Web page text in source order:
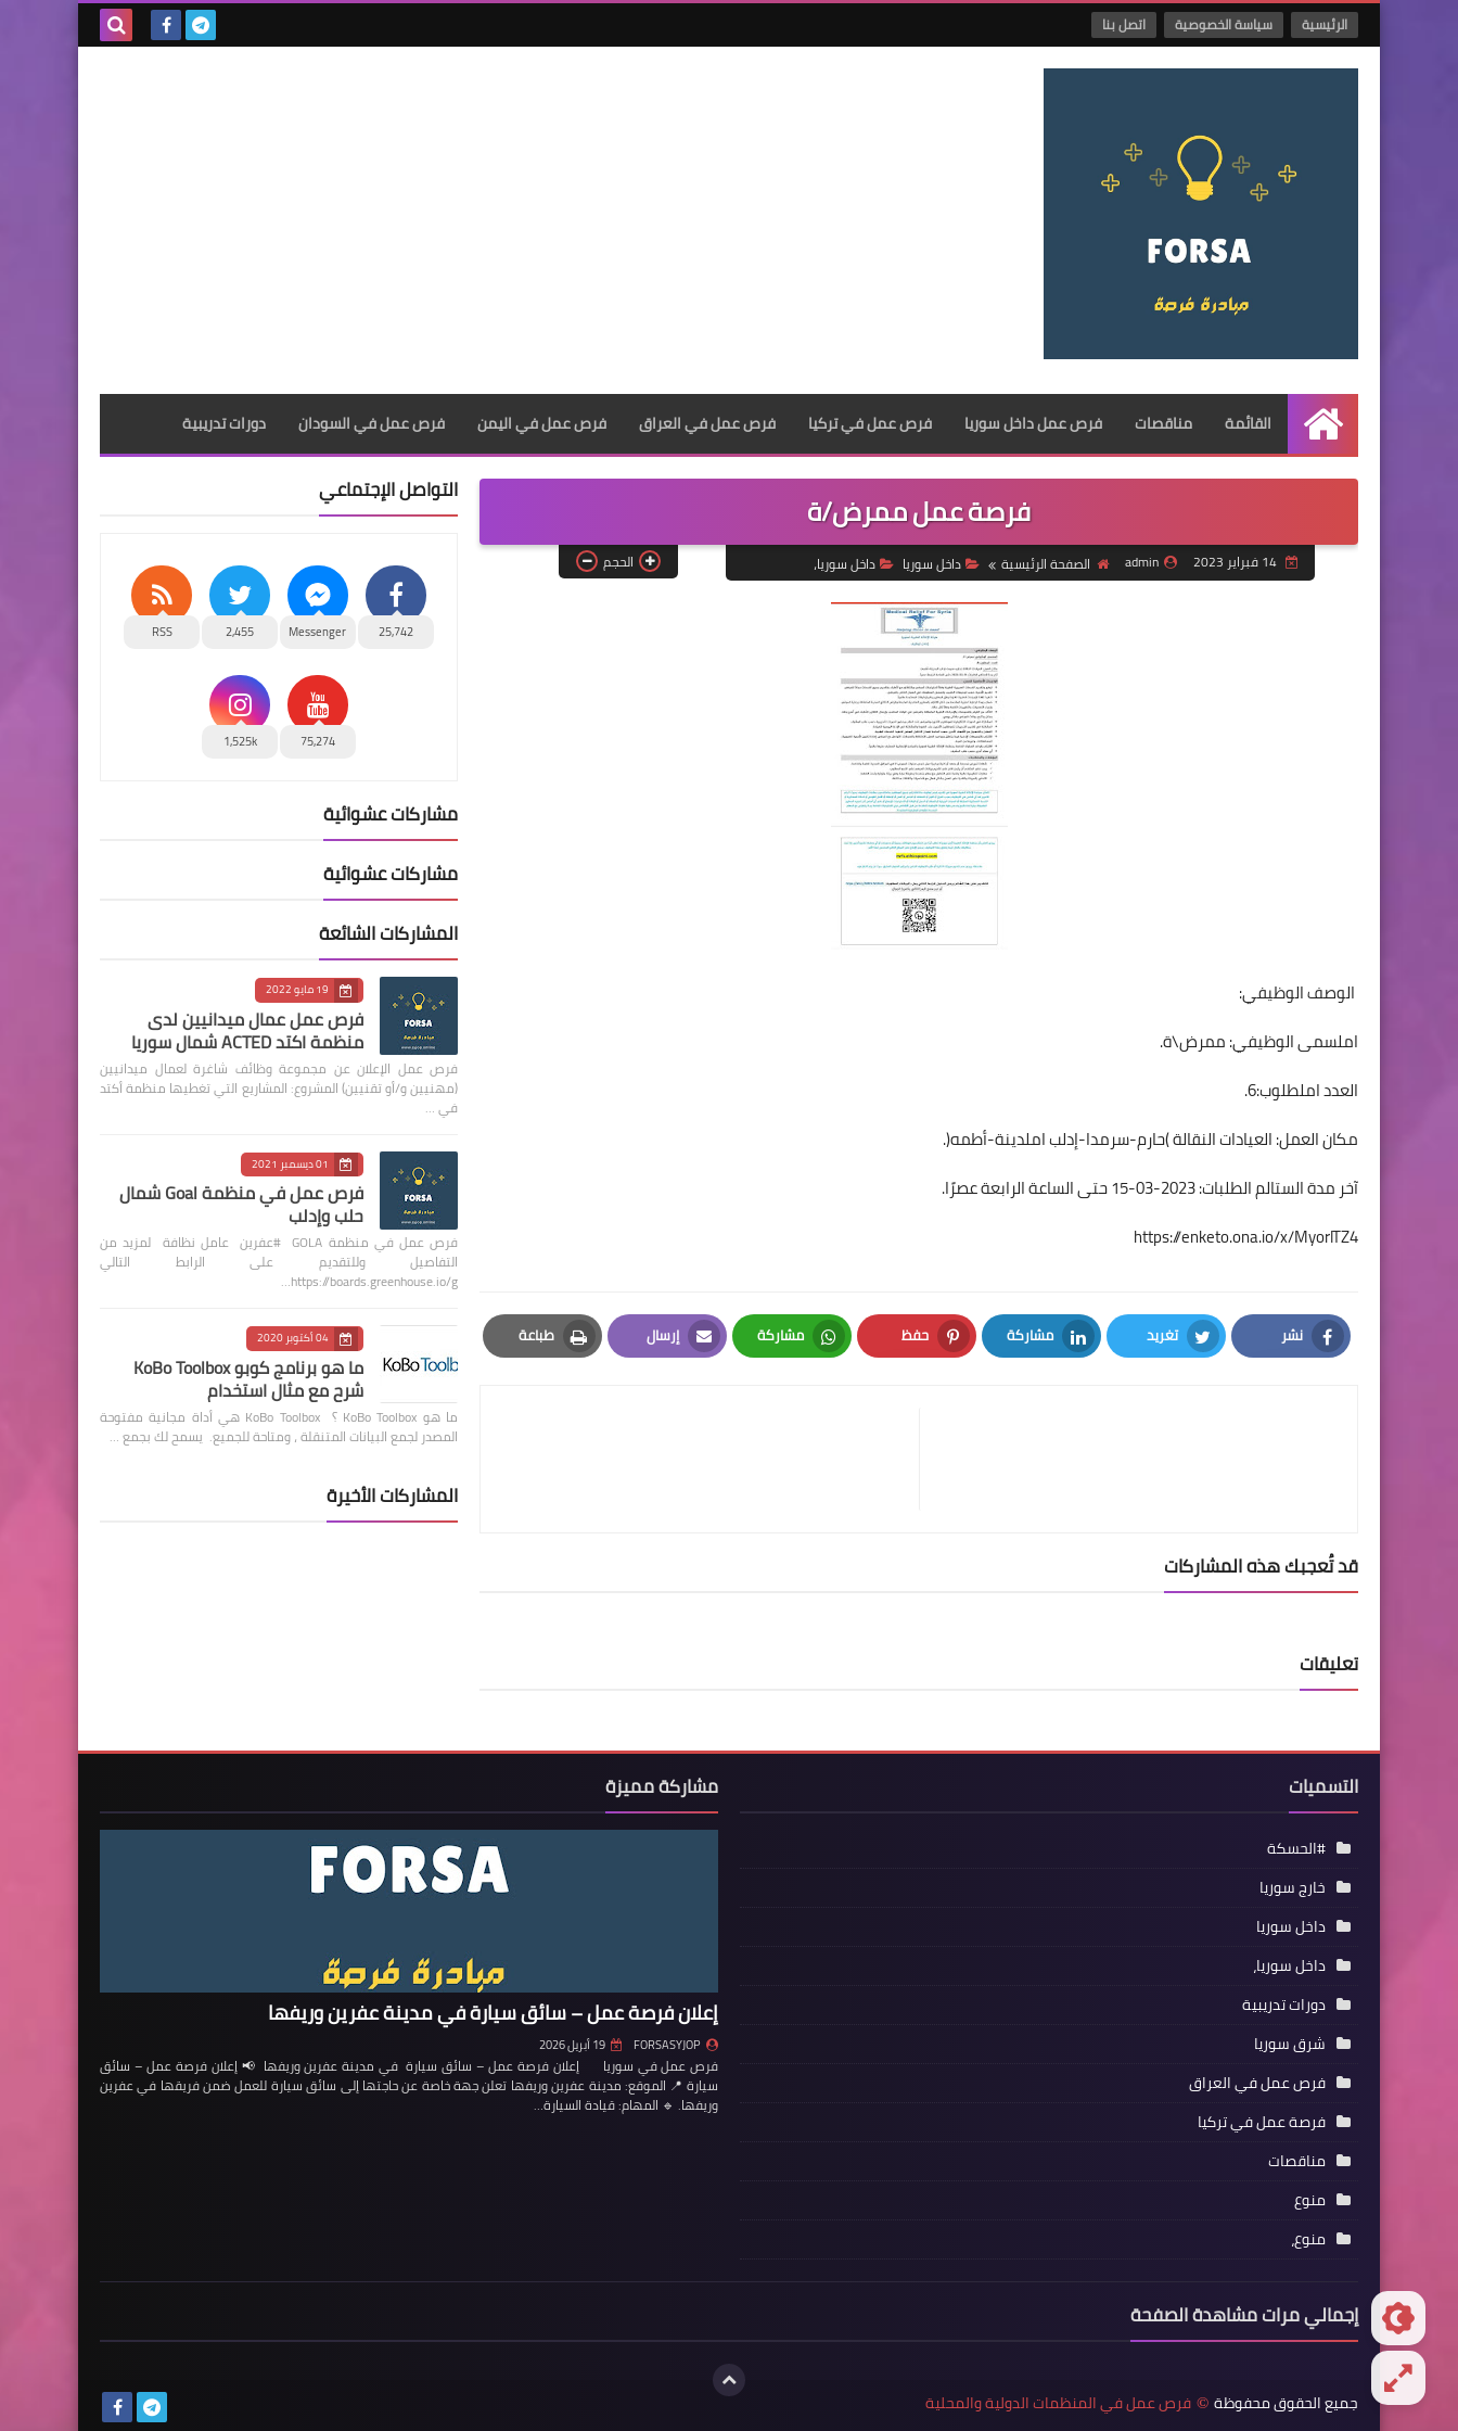
الرئيسية سياسة الخصوصية اتصل بنا
الرئيسية
القائمة مناقصات فرص عمل داخل سوريا فرص عمل في تركيا فرص عمل في العراق فرص عمل في اليمن فرص عمل في السودان دورات تدريبية
فرصة عمل ممرض/ة
14 فبراير 2023 admin الصفحة الرئيسية داخل سوريا داخل سوريا، الحجم
الوصف الوظيفي:
املسمى الوظيفي: ممرض\ة.
العدد املطلوب:6.
مكان العمل: العيادات النقالة )حارم-سرمدا-إدلب املدينة-أطمه(.
آخر مدة الستالم الطلبات: 2023-03-15 حتى الساعة الرابعة عصرًا.
https://enketo.ona.io/x/MyorlTZ4
نشر
Facebook
تغريد
Twitter
مشاركة
LinkedIn
حفظ
Pinterest
مشاركة
Whatsapp
إرسال
Email
طباعة
Print
قد تُعجبك هذه المشاركات
تعليقات
التواصل الإجتماعي
25,742
Messenger
2,455
RSS
75,274
1,525k
مشاركات عشوائية
مشاركات عشوائية
المشاركات الشائعة
19 مايو 2022
فرص عمل عمال ميدانيين لدى
منظمة اكتد ACTED شمال سوريا
فرص عمل الإعلان عن مجموعة وظائف شاغرة لعمال ميدانيين
(مهنيين و/أو تقنيين) المشروع: المشاريع التي تغطيها منظمة أكتد
في …
01 ديسمبر 2021
فرص عمل في منظمة Goal شمال
حلب وإدلب
فرص عمل في منظمة GOLA #عفرين عامل نظافة لمزيد من
التفاصيل وللتقديم على الرابط التالي
https://boards.greenhouse.io/g…
04 أكتوبر 2020
ما هو برنامج كوبو KoBo Toolbox
شرح مع مثال استخدام
ما هو KoBo Toolbox ؟ KoBo Toolbox هي أداة مجانية مفتوحة
المصدر لجمع البيانات المتنقلة ، ومتاحة للجميع. يسمح لك بجمع …
المشاركات الأخيرة
التسميات
#الحسكة
خارج سوريا
داخل سوريا
داخل سوريا،
دورات تدريبية
شرق سوريا
فرص عمل في العراق
فرصة عمل في تركيا
مناقصات
منوع
منوع،
مشاركة مميزة
إعلان فرصة عمل – سائق سيارة في مدينة عفرين وريفها
FORSASYJOP 19 أبريل 2026
فرص عمل في سوريا إعلان فرصة عمل – سائق سيارة في مدينة عفرين وريفها 📢 إعلان فرصة عمل – سائق
سيارة 📍 الموقع: مدينة عفرين وريفها تعلن جهة خاصة عن حاجتها إلى سائق سيارة للعمل ضمن فريقها في عفرين
وريفها. 🔹 المهام: قيادة السيارة…
إجمالي مرات مشاهدة الصفحة
جميع الحقوق محفوظة © فرص عمل في المنظمات الدولية والمحلية